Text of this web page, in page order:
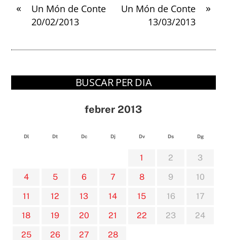
«
Un Món de Conte
20/02/2013
»
Un Món de Conte
13/03/2013
BUSCAR PER DIA
febrer 2013
Dl Dt Dc Dj Dv Ds Dg
1 2
3
4
5 6 7 8 9
10
11
12 13 14 15 16
17
18
19 20 21 22 23
24
25
26 27
28